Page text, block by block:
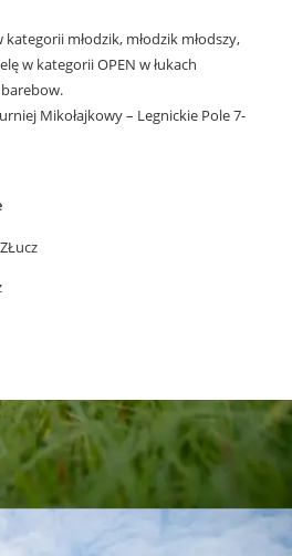
młodzik, młodzik młodszy,
w kategorii OPEN w łukach
Mikołajkowy – Legnickie Pole 7-